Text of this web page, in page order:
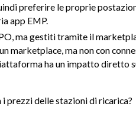
preferire le proprie
app EMP.
ma gestiti tramite il
marketplace, ma non con
ha un impatto diretto
prezzi delle stazioni di ricarica?